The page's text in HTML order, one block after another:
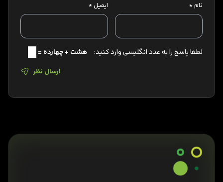
نام* ایمیل*
لطفا پاسخ را به عدد انگلیسی وارد کنید:
هشت + چهارده =
ارسال نظر